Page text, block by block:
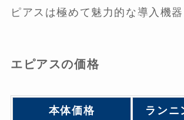
ピアスは極めて魅力的な導入機器
エピアスの価格
本体価格 ランニ